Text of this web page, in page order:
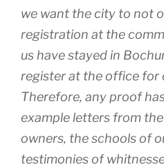
we want the city to not
registration at the
us have stayed in
register at the office for
Therefore, any proof
example letters from
owners, the schools of
testimonies of